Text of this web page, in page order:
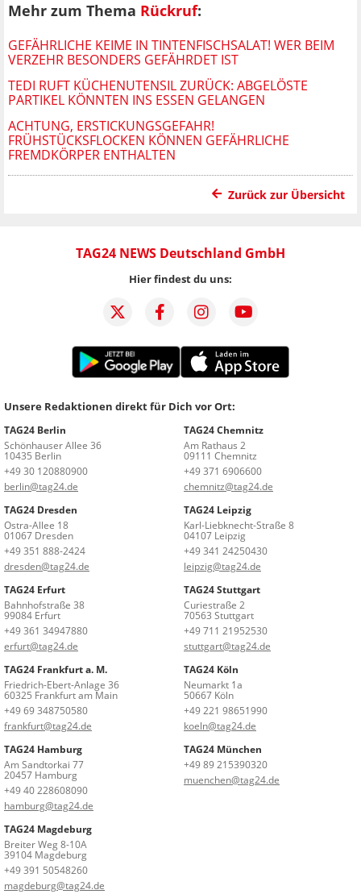
Mehr zum Thema Rückruf:
GEFÄHRLICHE KEIME IN TINTENFISCHSALAT! WER BEIM
VERZEHR BESONDERS GEFÄHRDET IST
TEDI RUFT KÜCHENUTENSIL ZURÜCK: ABGELÖSTE
PARTIKEL KÖNNTEN INS ESSEN GELANGEN
ACHTUNG, ERSTICKUNGSGEFAHR!
FRÜHSTÜCKSFLOCKEN KÖNNEN GEFÄHRLICHE
FREMDKÖRPER ENTHALTEN
Zurück zur Übersicht
TAG24 NEWS Deutschland GmbH
Hier findest du uns:
Unsere Redaktionen direkt für Dich vor Ort:
TAG24 Berlin
Schönhauser Allee 36
10435 Berlin
+49 30 120880900
berlin@tag24.de
TAG24 Chemnitz
Am Rathaus 2
09111 Chemnitz
+49 371 6906600
chemnitz@tag24.de
TAG24 Dresden
Ostra-Allee 18
01067 Dresden
+49 351 888-2424
dresden@tag24.de
TAG24 Leipzig
Karl-Liebknecht-Straße 8
04107 Leipzig
+49 341 24250430
leipzig@tag24.de
TAG24 Erfurt
Bahnhofstraße 38
99084 Erfurt
+49 361 34947880
erfurt@tag24.de
TAG24 Stuttgart
Curiestraße 2
70563 Stuttgart
+49 711 21952530
stuttgart@tag24.de
TAG24 Frankfurt a. M.
Friedrich-Ebert-Anlage 36
60325 Frankfurt am Main
+49 69 348750580
frankfurt@tag24.de
TAG24 Köln
Neumarkt 1a
50667 Köln
+49 221 98651990
koeln@tag24.de
TAG24 Hamburg
Am Sandtorkai 77
20457 Hamburg
+49 40 228608090
hamburg@tag24.de
TAG24 München
+49 89 215390320
muenchen@tag24.de
TAG24 Magdeburg
Breiter Weg 8-10A
39104 Magdeburg
+49 391 50548260
magdeburg@tag24.de